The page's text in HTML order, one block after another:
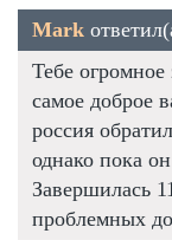
Mark
Тебе
самое доброе
россия
однако пока
Завершилась
проблемных